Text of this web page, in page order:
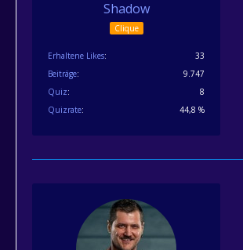
Shadow
Clique
Erhaltene Likes
33
Beiträge
9.747
Quiz
8
Quizrate
44,8 %